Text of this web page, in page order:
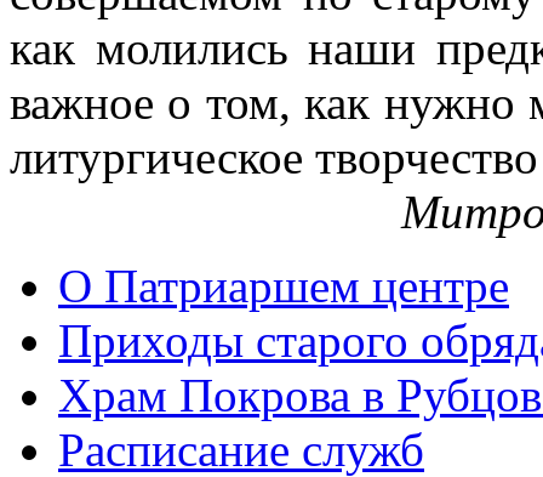
как молились наши
важное о том, как нужно
литургическое
О Патриаршем центре
Приходы старого
Храм Покрова в
Расписание служб